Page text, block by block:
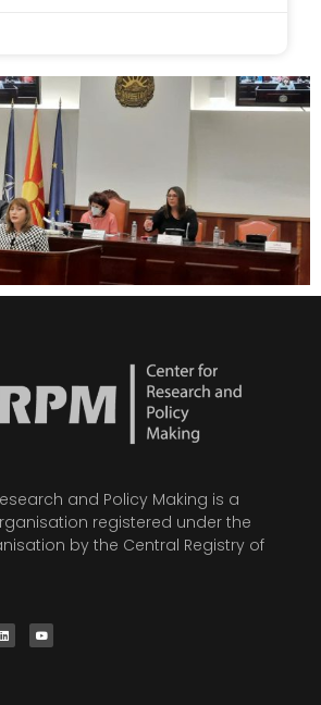
and Policy Making is a
registered under the
by the Central Registry of